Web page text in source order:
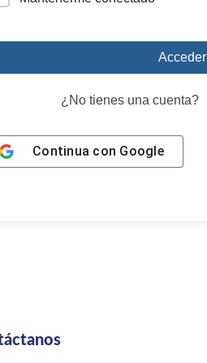
Acceder
¿No tienes una cuenta?
Continua con Google